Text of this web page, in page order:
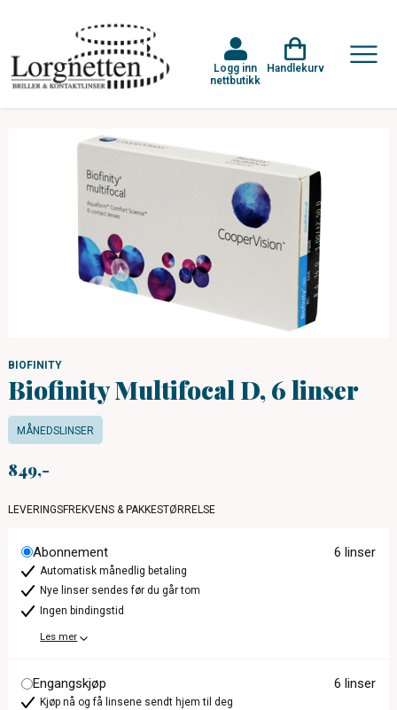
Logg inn
nettbutikk
Handlekurv
BIOFINITY
Biofinity Multifocal D, 6 linser
MÅNEDSLINSER
849
LEVERINGSFREKVENS & PAKKESTØRRELSE
Abonnement 6 linser
Automatisk månedlig betaling
Nye linser sendes før du går tom
Ingen bindingstid
Les mer
Engangskjøp 6 linser
Kjøp nå og få linsene sendt hjem til deg